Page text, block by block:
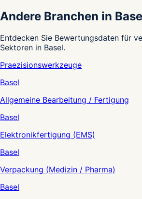
Andere Branchen in
Entdecken Sie Bewertungsdaten für
Sektoren in Basel.
Praezisionswerkzeuge
Basel
Allgemeine Bearbeitung / Fertigung
Basel
Elektronikfertigung (EMS)
Basel
Verpackung (Medizin / Pharma)
Basel